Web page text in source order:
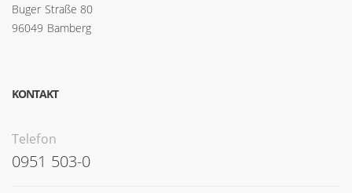
Buger Straße 80
96049 Bamberg
KONTAKT
Telefon
0951 503-0